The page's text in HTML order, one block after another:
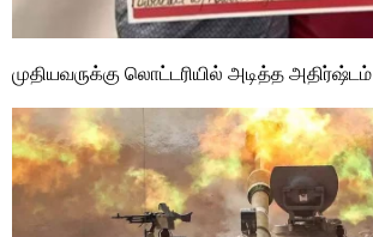
முதியவருக்கு லொட்டரியில் அடித்த அதிர்ஷ்டம்